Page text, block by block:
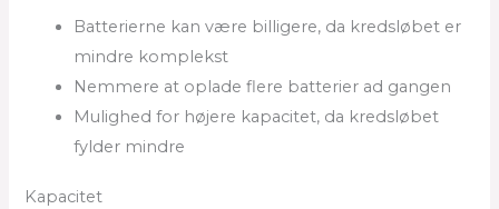
Batterierne kan være billigere, da kredsløbet er
mindre komplekst
Nemmere at oplade flere batterier ad gangen
Mulighed for højere kapacitet, da kredsløbet
fylder mindre
Kapacitet